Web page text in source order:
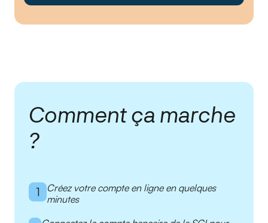
Comment ça marche
?
1
Créez votre compte en ligne en quelques
minutes